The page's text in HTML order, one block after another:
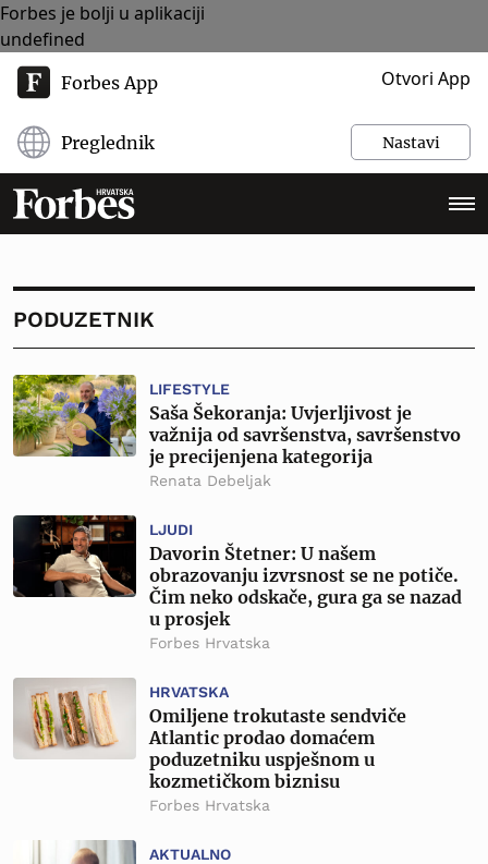
Forbes je bolji u aplikaciji
undefined
Forbes App Otvori App
Preglednik Nastavi
PODUZETNIK
LIFESTYLE
Saša Šekoranja: Uvjerljivost je
važnija od savršenstva, savršenstvo
je precijenjena kategorija
Renata Debeljak
LJUDI
Davorin Štetner: U našem
obrazovanju izvrsnost se ne potiče.
Čim neko odskače, gura ga se nazad
u prosjek
Forbes Hrvatska
HRVATSKA
Omiljene trokutaste sendviče
Atlantic prodao domaćem
poduzetniku uspješnom u
kozmetičkom biznisu
Forbes Hrvatska
AKTUALNO